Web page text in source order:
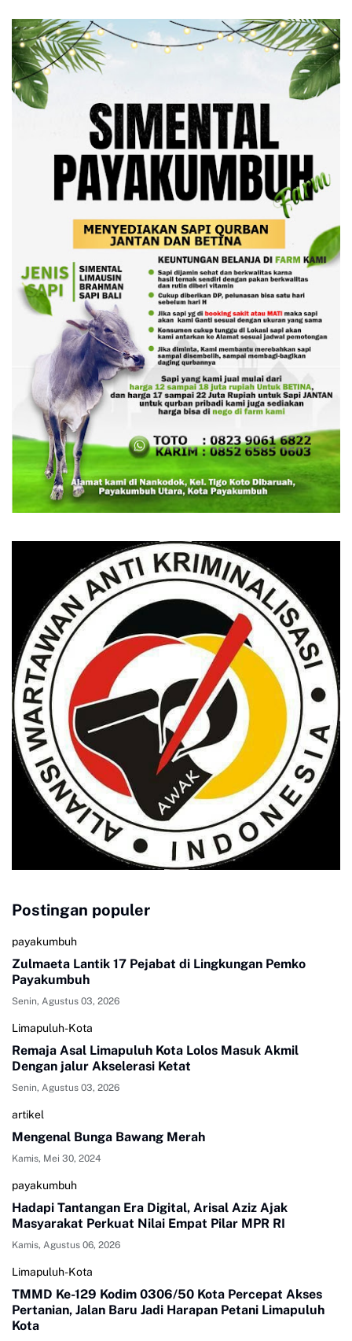
Postingan populer
payakumbuh
Zulmaeta Lantik 17 Pejabat di Lingkungan Pemko
Payakumbuh
Senin, Agustus 03, 2026
Limapuluh-Kota
Remaja Asal Limapuluh Kota Lolos Masuk Akmil
Dengan jalur Akselerasi Ketat
Senin, Agustus 03, 2026
artikel
Mengenal Bunga Bawang Merah
Kamis, Mei 30, 2024
payakumbuh
Hadapi Tantangan Era Digital, Arisal Aziz Ajak
Masyarakat Perkuat Nilai Empat Pilar MPR RI
Kamis, Agustus 06, 2026
Limapuluh-Kota
TMMD Ke-129 Kodim 0306/50 Kota Percepat Akses
Pertanian, Jalan Baru Jadi Harapan Petani Limapuluh
Kota